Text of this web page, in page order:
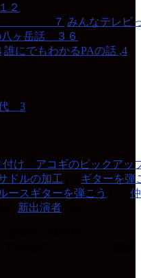
２
みんなテ
八ヶ岳話 ３６
誰にでもわかるPAの話 ,4
代 3
付け アコギのピックアッ
ドルの加工
ギターを弾
ースギターを弾こう
新出演者